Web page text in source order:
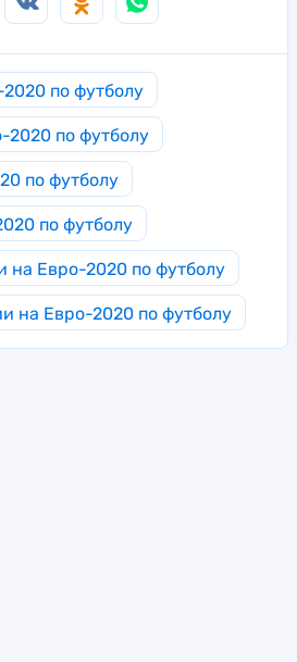
по футболу
по футболу
по футболу
по футболу
на Евро-2020 по футболу
на Евро-2020 по футболу